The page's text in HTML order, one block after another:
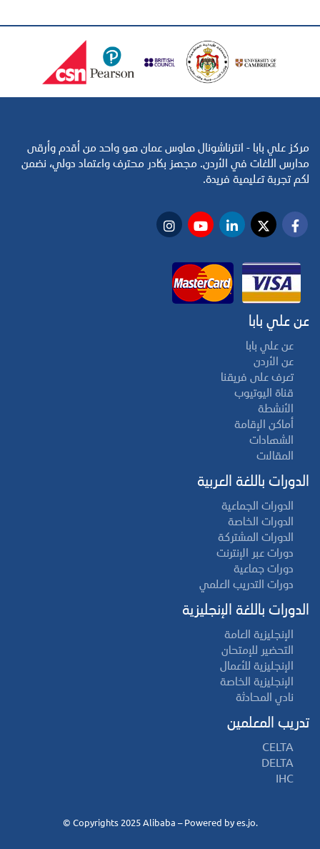
مركز علي بابا - انترناشونال هاوس عمان هو واحد من أقدم وأرقى
مدارس اللغات في الأردن. مجهز بكادر محترف واعتماد دولي، نضمن
لكم تجربة تعليمية فريدة.
عن علي بابا
عن علي بابا
عن الأردن
تعرف على فريقنا
قناة اليوتيوب
الأنشطة
أماكن الإقامة
الشهادات
المقالات
الدورات باللغة العربية
الدورات الجماعية
الدورات الخاصة
الدورات المشتركة
دورات عبر الإنترنت
دورات جماعية
دورات التدريب العلمي
الدورات باللغة الإنجليزية
الإنجليزية العامة
التحضير للإمتحان
الإنجليزية للأعمال
الإنجليزية الخاصة
نادي المحادثة
تدريب المعلمين
CELTA
DELTA
IHC
.Copyrights 2025 Alibaba – Powered by
es.jo
©